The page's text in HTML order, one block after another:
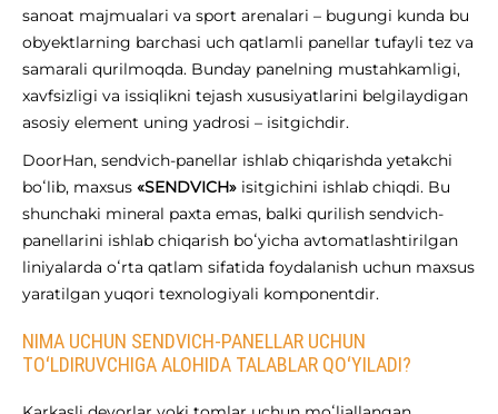
sanoat majmualari va sport arenalari – bugungi kunda bu
obyektlarning barchasi uch qatlamli panellar tufayli tez va
samarali qurilmoqda. Bunday panelning mustahkamligi,
xavfsizligi va issiqlikni tejash xususiyatlarini belgilaydigan
asosiy element uning yadrosi – isitgichdir.
DoorHan, sendvich-panellar ishlab chiqarishda yetakchi
boʻlib, maxsus «SENDVICH» isitgichini ishlab chiqdi. Bu
shunchaki mineral paxta emas, balki qurilish sendvich-
panellarini ishlab chiqarish boʻyicha avtomatlashtirilgan
liniyalarda oʻrta qatlam sifatida foydalanish uchun maxsus
yaratilgan yuqori texnologiyali komponentdir.
NIMA UCHUN SENDVICH-PANELLAR UCHUN
TOʻLDIRUVCHIGA ALOHIDA TALABLAR QOʻYILADI?